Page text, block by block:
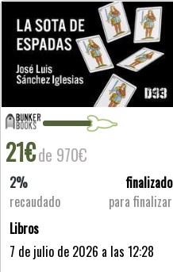
21€de 970€
2%
recaudado
finalizado
para finalizar
Libros
7 de julio de 2026 a las 12:28